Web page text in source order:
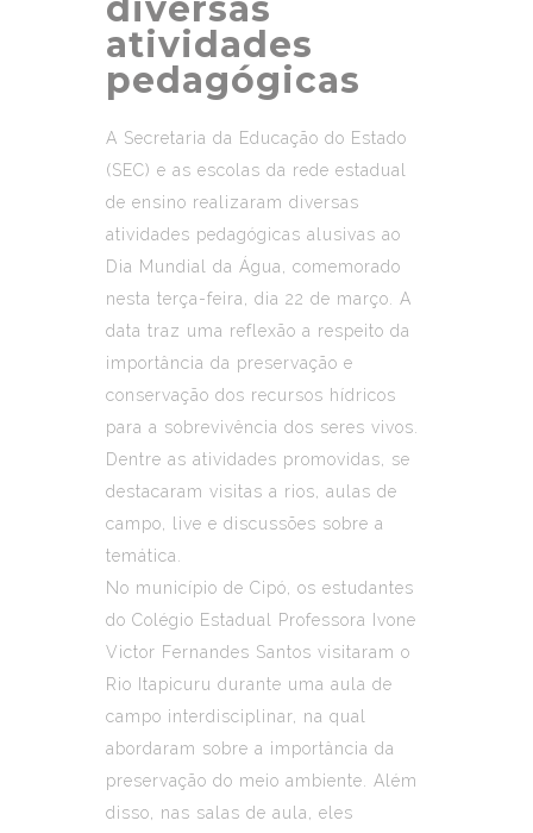
atividades
pedagógicas
A Secretaria da Educação do Estado
(SEC) e as escolas da rede estadual
de ensino realizaram diversas
atividades pedagógicas alusivas ao
Dia Mundial da Água, comemorado
nesta terça-feira, dia 22 de março. A
data traz uma reflexão a respeito da
importância da preservação e
conservação dos recursos hídricos
para a sobrevivência dos seres vivos.
Dentre as atividades promovidas, se
destacaram visitas a rios, aulas de
campo, live e discussões sobre a
temática.
No município de Cipó, os estudantes
do Colégio Estadual Professora Ivone
Victor Fernandes Santos visitaram o
Rio Itapicuru durante uma aula de
campo interdisciplinar, na qual
abordaram sobre a importância da
preservação do meio ambiente. Além
disso, nas salas de aula, eles